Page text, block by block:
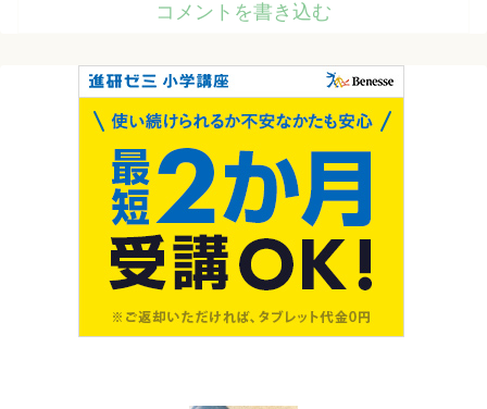
コメントを書き込む